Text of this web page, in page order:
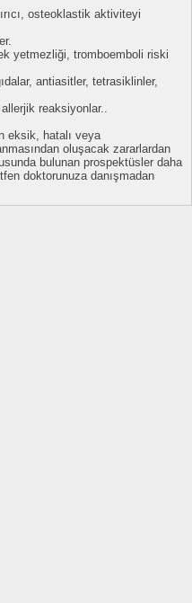
osteoklastik aktiviteyi
yetmezliği, tromboemboli riski
antiasitler, tetrasiklinler,
reaksiyonlar..
eksik, hatalı veya
oluşacak zararlardan
bulunan prospektüsler daha
doktorunuza danışmadan